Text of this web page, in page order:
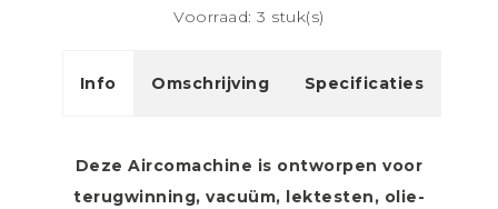
Voorraad: 3 stuk(s)
Info Omschrijving Specificaties
Deze Aircomachine is ontworpen voor
terugwinning, vacuüm, lektesten, olie-